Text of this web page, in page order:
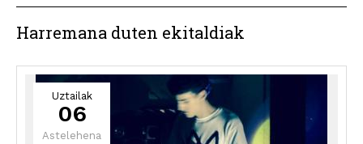
Harremana duten ekitaldiak
Uztailak
06
Astelehena